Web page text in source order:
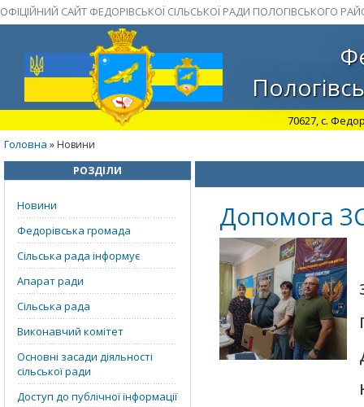
ОФІЦІЙНИЙ САЙТ ФЕДОРІВСЬКОЇ СІЛЬСЬКОЇ РАДИ ПОЛОГІВСЬКОГО
70627, с.
Головна » Новини
РОЗДІЛИ
Новини
Федорівська громада
Сільська рада інформує
Апарат ради
Сільська рада
Виконавчий комітет
Основні засади діяльності
сільської ради
Доступ до публічної інформації
Допомога